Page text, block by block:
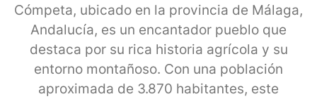
Cómpeta, ubicado en la provincia de Málaga,
Andalucía, es un encantador pueblo que
destaca por su rica historia agrícola y su
entorno montañoso. Con una población
aproximada de 3.870 habitantes, este